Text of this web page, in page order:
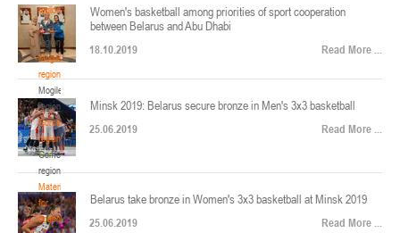
region
Vitebsk
region
Mogilev
region
Mogilev
region
Gomel
region
Gomel
region
Materials
for
coaches
U-12, девушки
V тур – девушки 2014-2015 гг.р., Дивизион 1, 17-19 апреля 2026 г., г. Гомель,
ул. Б.Хмельницкого, 118а
Минск
Финал 4-х – девушки 2010-2011 гг.р., Дивизион 2, 14-16 апреля 2026 г., г.
Минск, ул. Стадионная, 3
Women's basketball among priorities of sport cooperation
between Belarus and Abu Dhabi
18.10.2019 Read More ...
Minsk 2019: Belarus secure bronze in Men's 3x3 basketball
25.06.2019 Read More ...
Belarus take bronze in Women's 3x3 basketball at Minsk 2019
25.06.2019 Read More ...